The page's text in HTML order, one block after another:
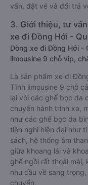
vấn, đặt vé và đổi trả
3. Giới thiệu, tư
xe đi Đồng Hới -
Dòng xe đi Đồng Hới -
limousine 9 chỗ vip,
Là sản phẩm xe đi
Tĩnh limousine 9 chỗ
lại với các ghế bọc da
chuyến hành trình xa,
như các ghế bọc da
tiện nghi hiện đại như
sách, hệ thống âm
giữa khoang lái và
ghế ngồi rất thoải mái,
nhu cầu về sang
chuyển.